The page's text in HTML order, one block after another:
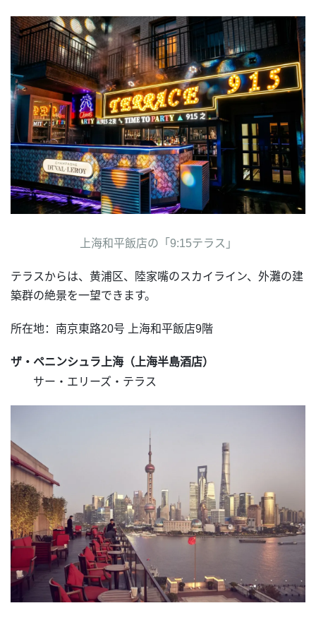
上海和平飯店の「9:15テラス」
テラスからは、黄浦区、陸家嘴のスカイライン、外灘の建
築群の絶景を一望できます。
所在地：南京東路20号 上海和平飯店9階
ザ・ペニンシュラ上海（上海半島酒店）
サー・エリーズ・テラス